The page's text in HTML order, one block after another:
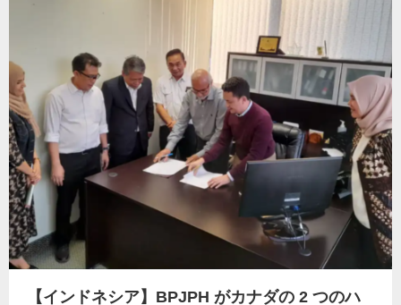
【インドネシア】BPJPH がカナダの 2 つのハ